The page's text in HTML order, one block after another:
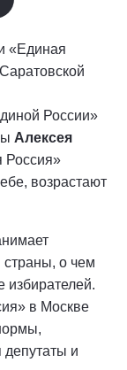
«Единая
России»
Алексея
Россия»
возрастают
страны, о чем
избирателей.
в Москве
депутаты и